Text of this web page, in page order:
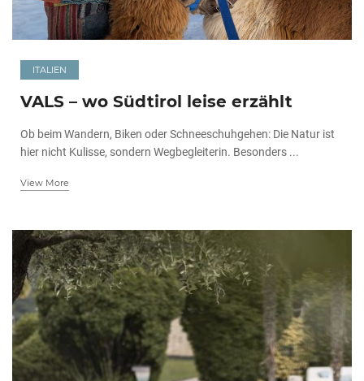
ITALIEN
VALS – wo Südtirol leise erzählt
Ob beim Wandern, Biken oder Schneeschuhgehen: Die Natur ist
hier nicht Kulisse, sondern Wegbegleiterin. Besonders ...
View More